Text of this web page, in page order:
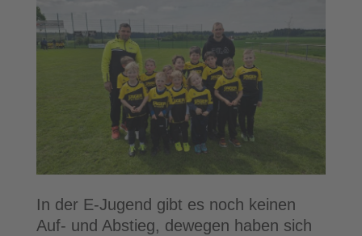
In der E-Jugend gibt es noch keinen
Auf- und Abstieg, dewegen haben sich